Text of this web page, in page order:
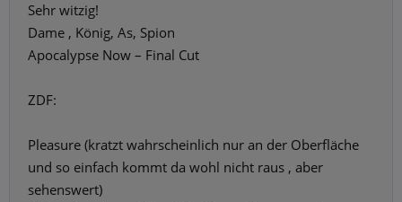
Sehr witzig!
Dame , König, As, Spion
Apocalypse Now – Final Cut
ZDF:
Pleasure (kratzt wahrscheinlich nur an der Oberfläche
und so einfach kommt da wohl nicht raus , aber
sehenswert)